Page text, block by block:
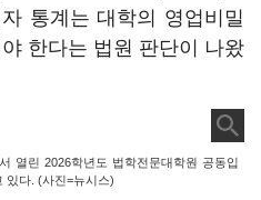
통계는 대학의 영업비밀
한다는 법원 판단이 나왔
열린 2026학년도 법학전문대학원 공동입
있다. (사진=뉴시스)